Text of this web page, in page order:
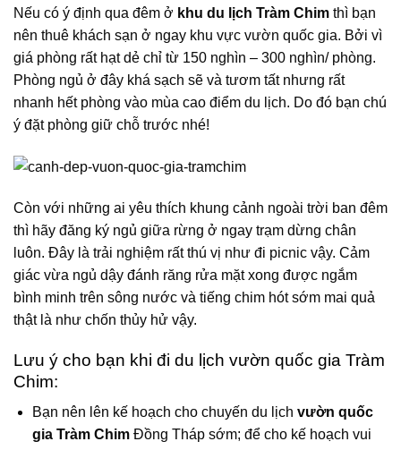
Nếu có ý định qua đêm ở khu du lịch Tràm Chim thì bạn
nên thuê khách sạn ở ngay khu vực vườn quốc gia. Bởi vì
giá phòng rất hạt dẻ chỉ từ 150 nghìn – 300 nghìn/ phòng.
Phòng ngủ ở đây khá sạch sẽ và tươm tất nhưng rất
nhanh hết phòng vào mùa cao điểm du lịch. Do đó bạn chú
ý đặt phòng giữ chỗ trước nhé!
Còn với những ai yêu thích khung cảnh ngoài trời ban đêm
thì hãy đăng ký ngủ giữa rừng ở ngay trạm dừng chân
luôn. Đây là trải nghiệm rất thú vị như đi picnic vậy. Cảm
giác vừa ngủ dậy đánh răng rửa mặt xong được ngắm
bình minh trên sông nước và tiếng chim hót sớm mai quả
thật là như chốn thủy hử vậy.
Lưu ý cho bạn khi đi du lịch vườn quốc gia Tràm
Chim:
Bạn nên lên kế hoạch cho chuyến du lịch vườn quốc
gia Tràm ChimĐồng Tháp sớm; để cho kế hoạch vui